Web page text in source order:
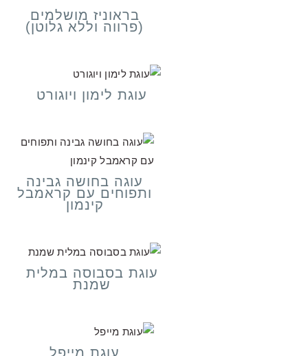
בראוניז מושלמים
(פרווה וללא גלוטן)
עוגת לימון ויוגורט
עוגה בחושה גבינה
ותפוחים עם קראמבל
קינמון
עוגת בסבוסה במלית
שמנת
עוגת מייפל